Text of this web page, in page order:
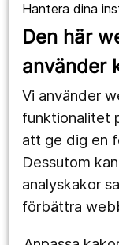
Hantera dina
Den här
använder
Vi använder
funktionalitet
att ge dig en
Dessutom
analyskakor
förbättra
Våra
1177.se
Region Örebro län
Följ oss
Facebook